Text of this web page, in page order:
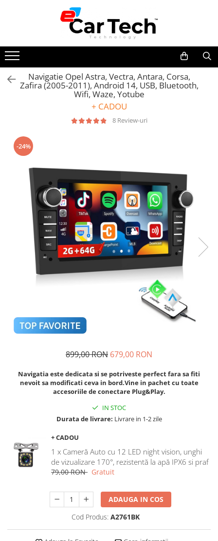
Summer sale
Navigatie dedicata
Navigatii Volkswagen
Navigatii Ford
Navigatii Opel
Navigatii Hyundai
Navigatii Toyota
Navigatii Dacia
Navigatii Peugeot
Navigatii Audi
Navigatii BMW
Navigatii Mercedes
Navigatii Fiat
Navigatii Suzuki
Navigatii Volvo
Navigatii KIA
Navigatii Renault
Navigatii Smart
Navigatii Honda
Navigatii Jeep
Navigatii Porsche
Navigatii Land Rover
Navigatii Iveco
Navigatii Chrysler
Navigatie Opel Astra, Vectra, Antara, Corsa,
Zafira (2005-2011), Android 14, USB, Bluetooth,
Wifi, Waze, Yotube
+ CADOU
8 Review-uri
-24%
899,00 RON 679,00 RON
Navigatia este dedicata si se potriveste perfect fara sa fiti
nevoit sa modificati ceva in bord.Vine in pachet cu toate
accesoriile de conectare Plug&Play.
IN STOC
Durata de livrare: Livrare in 1-2 zile
+ CADOU
1 x Cameră Auto cu 12 LED night vision, unghi
de vizualizare 170°, rezistentă la apă IPX6 si praf
79,00 RON Gratuit
ADAUGA IN COS
Cod Produs: A2761BK